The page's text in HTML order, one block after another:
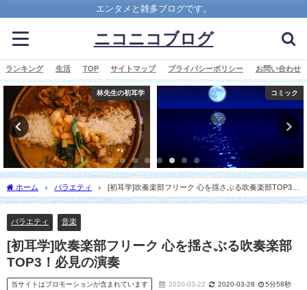
エンタメと雑多ブログです。
ニコニコブログ
ランキング 生活 TOP サイトマップ プライバシーポリシー お問い合わせ
コミック ヒルナンデス
ホーム バラエティ
[初耳学]吹奏楽部フリーク 心を揺さぶる吹奏楽部TOP3！
必見の演奏
バラエティ 音楽
[初耳学]吹奏楽部フリーク 心を揺さぶる吹奏楽部
TOP3！必見の演奏
当サイトはプロモーションが含まれています 2020-03-22 2020-03-28 5分58秒